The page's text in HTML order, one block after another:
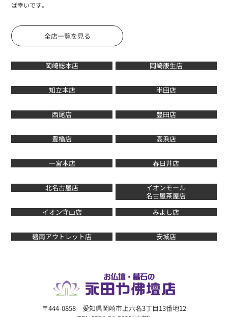
ば幸いです。
全店一覧を見る
岡崎総本店 岡崎康生店
知立本店 半田店
西尾店 豊田店
豊橋店 高浜店
一宮本店 春日井店
北名古屋店
イオンモール
名古屋茶屋店
イオン守山店
みよし店
碧南アウトレット店 安城店
〒444-0858 愛知県岡崎市上六名3丁目13番地12